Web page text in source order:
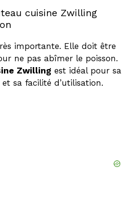
cuisine Zwilling
importante. Elle doit être
ne pas abîmer le poisson.
Zwilling est idéal pour sa
sa facilité d’utilisation.